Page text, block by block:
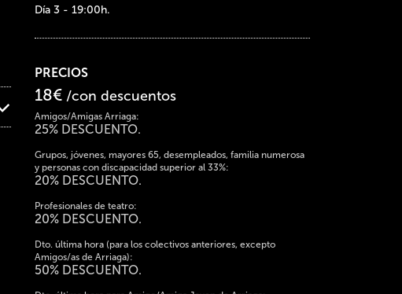
Día 3 - 19:00h.
PRECIOS
18€ /con descuentos
Amigos/Amigas Arriaga:
25% DESCUENTO.
Grupos, jóvenes, mayores 65, desempleados, familia numerosa
y personas con discapacidad superior al 33%:
20% DESCUENTO.
Profesionales de teatro:
20% DESCUENTO.
Dto. última hora (para los colectivos anteriores, excepto
Amigos/as de Arriaga):
50% DESCUENTO.